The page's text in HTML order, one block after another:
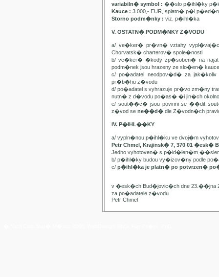
variabiln� symbol : ��slo p�ihl�ky
Kauce : 3.000,- EUR, splatn� p�i
Storno podm�nky : viz. p�ihl�ka
V. OSTATN� PODM�NKY Z�VODU
a/ ve�ker� pr�vn� vztahy
Chorvatsk� charterov� spole�nosti
b/ ve�ker� �kody zp�soben� na
podm�nek jsou hrazeny ze slo�en� kauce
c/ po�adatel neodpov�d� za
pr�b�hu z�vodu
d/ po�adatel s vyhrazuje pr�vo zm�ny
nutn� z d�vodu po�as� �i jin�ch
e/ sout��c� jsou povinni se ��dit
z�vod se ne��d� dle Z�vodn�ch
IV. P�IHL��KY
a/ vypln�nou p�ihl�ku ve dvoj�m
Petr Chmel, Krajinsk� 7, 370 01 �esk�
Jedno vyhotoven� s p�id�len�m
b/ p�ihl�ky budou vy�izov�ny podle
c/ p�ihl�ka je platn� po potvrzen�
v �esk�ch Bud�jovic�ch dne 23.��jna
za po�adatele z�vodu
Petr Chmel